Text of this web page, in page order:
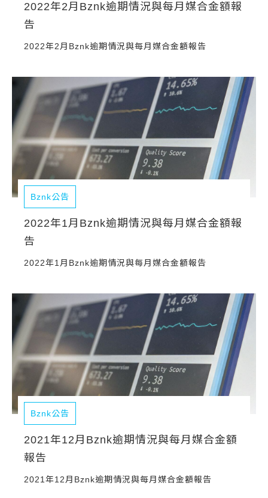
2022年2月Bznk逾期情況與每月媒合金額報
告
2022年2月Bznk逾期情況與每月媒合金額報告
Bznk公告
2022年1月Bznk逾期情況與每月媒合金額報
告
2022年1月Bznk逾期情況與每月媒合金額報告
Bznk公告
2021年12月Bznk逾期情況與每月媒合金額
報告
2021年12月Bznk逾期情況與每月媒合金額報告